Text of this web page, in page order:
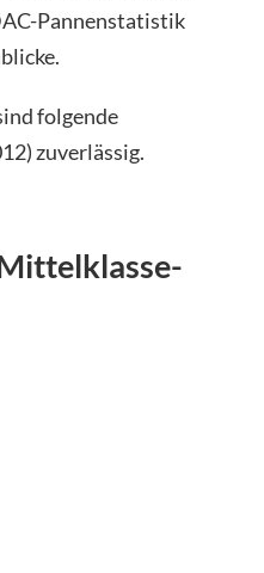
Pannenstatistik
folgende
zuverlässig.